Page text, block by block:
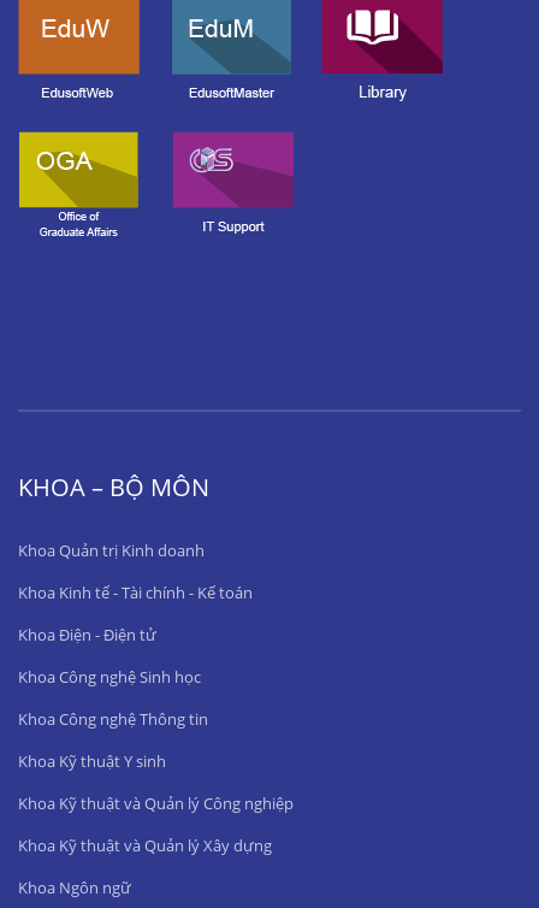
KHOA – BỘ MÔN
Khoa Quản trị Kinh doanh
Khoa Kinh tế - Tài chính - Kế toán
Khoa Điện - Điện tử
Khoa Công nghệ Sinh học
Khoa Công nghệ Thông tin
Khoa Kỹ thuật Y sinh
Khoa Kỹ thuật và Quản lý Công nghiệp
Khoa Kỹ thuật và Quản lý Xây dựng
Khoa Ngôn ngữ